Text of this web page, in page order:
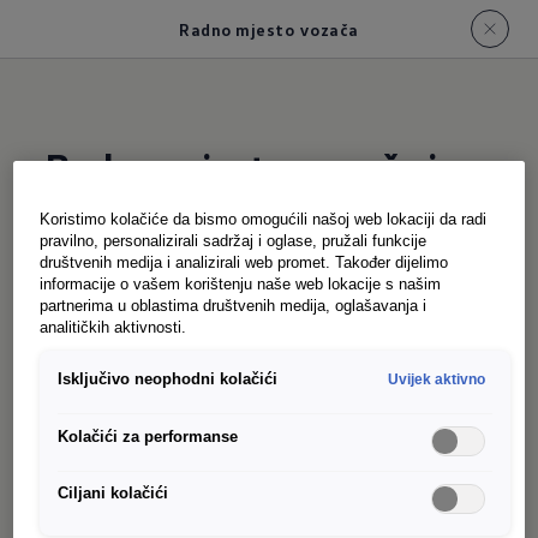
Radno mjesto vozača
Radno mjesto vozača i
kokpit ID. Buzz Cargo
Praktično i izdržljivo: kokpit posebno optimiziran
za komercijalnu upotrebu pruža se ispred
putnika. Na standardnoj dvostrukoj klupi za
dobro ste organizovani na cesti zahvaljujući
potvrda o isporuci ili uputstva za sklapanje. Boce
Koristimo kolačiće da bismo omogućili našoj web lokaciji da radi
pravilno, personalizirali sadržaj i oglase, pružali funkcije
društvenih medija i analizirali web promet. Također dijelimo
informacije o vašem korištenju naše web lokacije s našim
partnerima u oblastima društvenih medija, oglašavanja i
analitičkih aktivnosti.
Isključivo neophodni kolačići Uvijek aktivno
Kolačići za performanse
Ciljani kolačići